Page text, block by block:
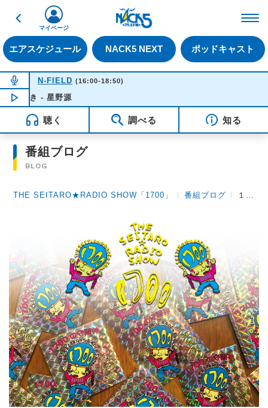
戻る
エアスケジュール NACK5 NEXT ポッドキャスト
マイページ
NOW ON AIR
N-FIELD (16:00-18:50)
NOW PLAYING
き - 星野源
聴く 調べる 知る
番組ブログ
BLOG
THE SEITARO★RADIO SHOW「1700」 〉番組ブログ 〉 １０月１５日（水）